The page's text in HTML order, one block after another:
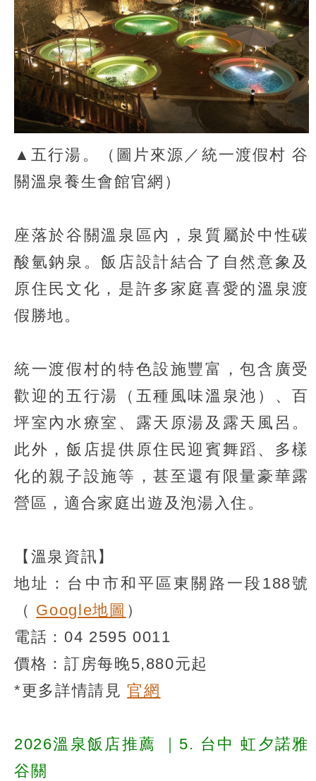
▲五行湯。（圖片來源／統一渡假村 谷
關溫泉養生會館官網）
座落於谷關溫泉區內，泉質屬於中性碳
酸氫鈉泉。飯店設計結合了自然意象及
原住民文化，是許多家庭喜愛的溫泉渡
假勝地。
統一渡假村的特色設施豐富，包含廣受
歡迎的五行湯（五種風味溫泉池）、百
坪室內水療室、露天原湯及露天風呂。
此外，飯店提供原住民迎賓舞蹈、多樣
化的親子設施等，甚至還有限量豪華露
營區，適合家庭出遊及泡湯入住。
【溫泉資訊】
地址：台中市和平區東關路一段188號
（ Google地圖 ）
電話：04 2595 0011
價格：訂房每晚5,880元起
*更多詳情請見官網
2026溫泉飯店推薦
｜5. 台中 虹夕諾雅
谷關